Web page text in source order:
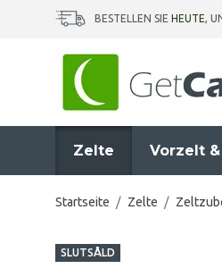
BESTELLEN SIE HEUTE,
Zelte Vorzelt
Startseite / Zelte /
SLUTSÅLD